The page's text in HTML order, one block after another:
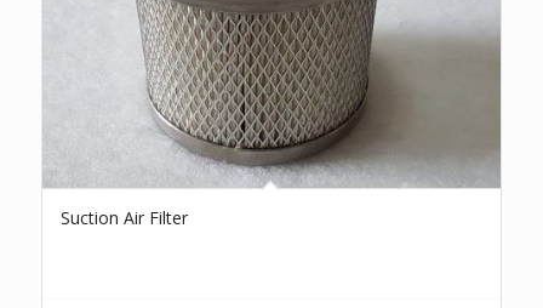
Suction Air Filter